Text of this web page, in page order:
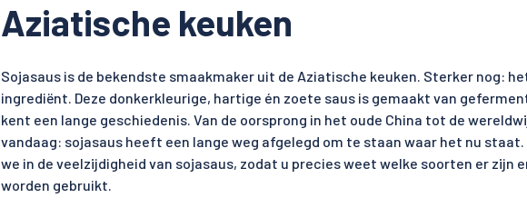
Aziatische keuken
Sojasaus is de bekendste smaakmaker uit de Aziatische keuken. Sterker nog:
ingrediënt. Deze donkerkleurige, hartige én zoete saus is gemaakt van
kent een lange geschiedenis. Van de oorsprong in het oude China tot de
vandaag: sojasaus heeft een lange weg afgelegd om te staan waar het nu
we in de veelzijdigheid van sojasaus, zodat u precies weet welke soorten er zijn
worden gebruikt.